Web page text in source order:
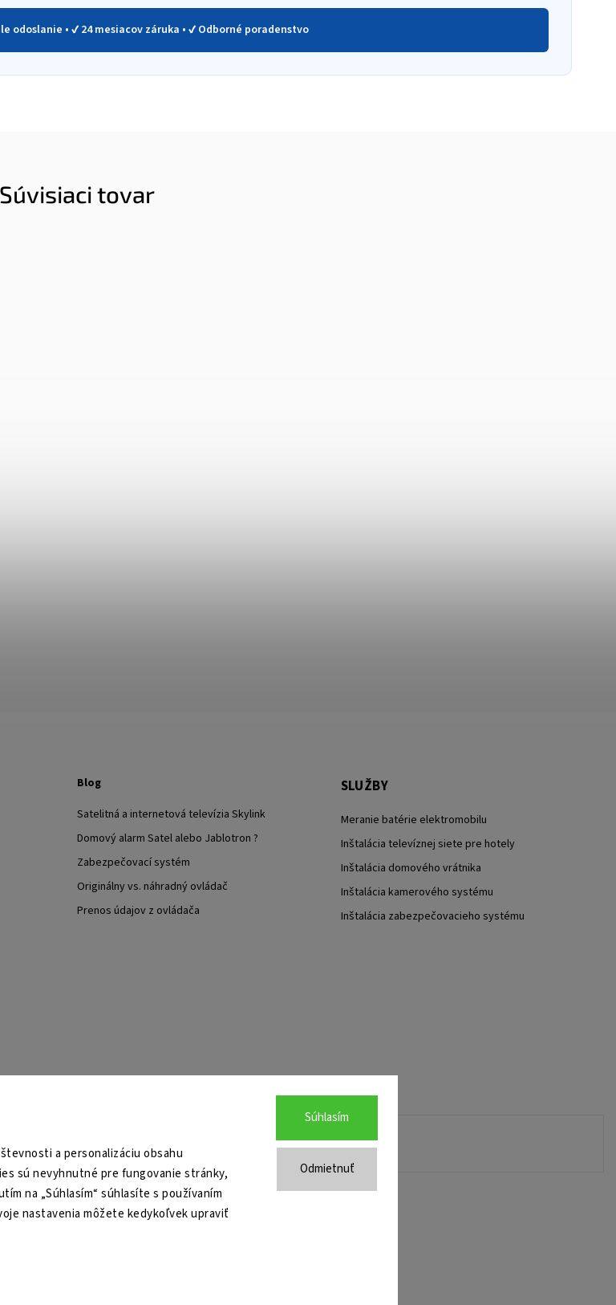
a personalizáciu obsahu
sú nevyhnutné pre fungovanie stránky,
na „Súhlasím“ súhlasíte s používaním
nastavenia môžete kedykoľvek upraviť
Odmietnuť
Súhlasím
odoslanie • ✔ 24 mesiacov záruka • ✔ Odborné poradenstvo
Súvisiaci tovar
Blog
Satelitná a internetová televízia Skylink
Domový alarm Satel alebo Jablotron ?
Zabezpečovací systém
Originálny vs. náhradný ovládač
Prenos údajov z ovládača
SLUŽBY
Meranie batérie elektromobilu
Inštalácia televíznej siete pre hotely
Inštalácia domového vrátnika
Inštalácia kamerového systému
Inštalácia zabezpečovacieho systému
TESA-SECURITY YouTube TESA Shop